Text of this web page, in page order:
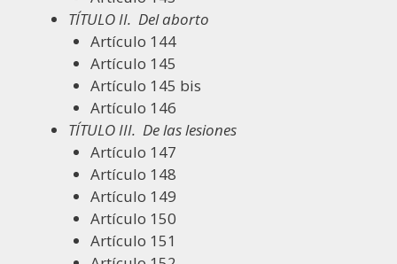
TÍTULO II. Del aborto
Artículo 144
Artículo 145
Artículo 145 bis
Artículo 146
TÍTULO III. De las lesiones
Artículo 147
Artículo 148
Artículo 149
Artículo 150
Artículo 151